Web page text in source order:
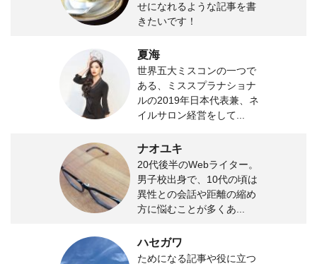
せになれるような記事を書
きたいです！
夏海
世界五大ミスコンの一つで
ある、ミススプラナショナ
ルの2019年日本代表兼、ネ
イルサロン経営をして...
ナオユキ
20代後半のWebライター。
男子校出身で、10代の頃は
異性との会話や距離の縮め
方に悩むことが多くあ...
ハセガワ
ためになる記事や役に立つ